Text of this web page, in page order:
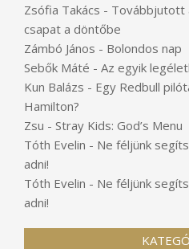
Zsófia Takács - Továbbjutott
csapat a döntőbe
Zámbó János - Bolondos nap
Sebők Máté - Az egyik
Kun Balázs - Egy Redbull
Hamilton?
Zsu - Stray Kids: God’s Menu
Tóth Evelin - Ne féljünk
adni!
Tóth Evelin - Ne féljünk
adni!